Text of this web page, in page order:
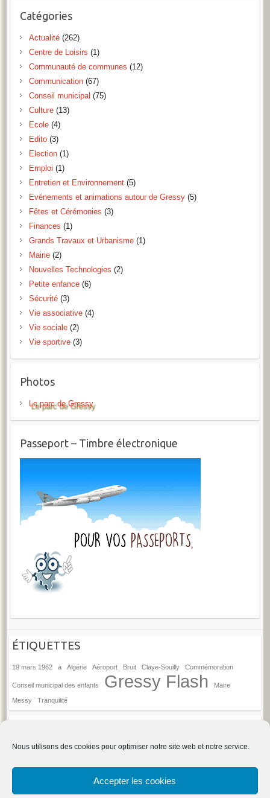
Nous utilisons des cookies pour optimiser notre site web et notre service.
Accepter les cookies
Catégories
Actualité(262)
Centre de Loisirs (1)
Communauté de communes (12)
Communication(67)
Conseil municipal (75)
Culture(13)
Ecole(4)
Edito(3)
Election(1)
Emploi (1)
Entretien et Environnement(5)
Evénements et animations autour de Gressy(5)
Fêtes et Cérémonies (3)
Finances (1)
Grands Travaux et Urbanisme(1)
Mairie(2)
Nouvelles Technologies (2)
Petite enfance(6)
Sécurité(3)
Vie associative(4)
Vie sociale(2)
Vie sportive(3)
Photos
Le parc de Gressy
Passeport – Timbre électronique
ÉTIQUETTES
19 mars 1962 a Algérie Aéroport Bruit Claye-Souilly Commémoration
Conseil municipal des enfants Gressy Flash Maire
Messy Tranquilité
Anciens
→
Espace d'administration du site